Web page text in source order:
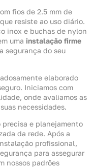
fios de 2.5 mm de
resiste ao uso diário.
inox e buchas de nylon
uma instalação firme
segurança do seu
elaborado
Iniciamos com
onde avaliamos as
necessidades.
precisa e planejamento
da rede. Após a
profissional,
para assegurar
nossos padrões